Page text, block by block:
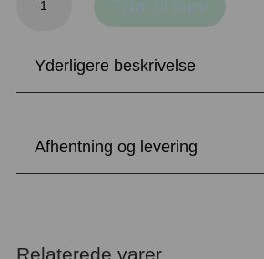
lyskæde
pærer
antal
Yderligere beskrivelse
Afhentning og levering
Relaterede varer